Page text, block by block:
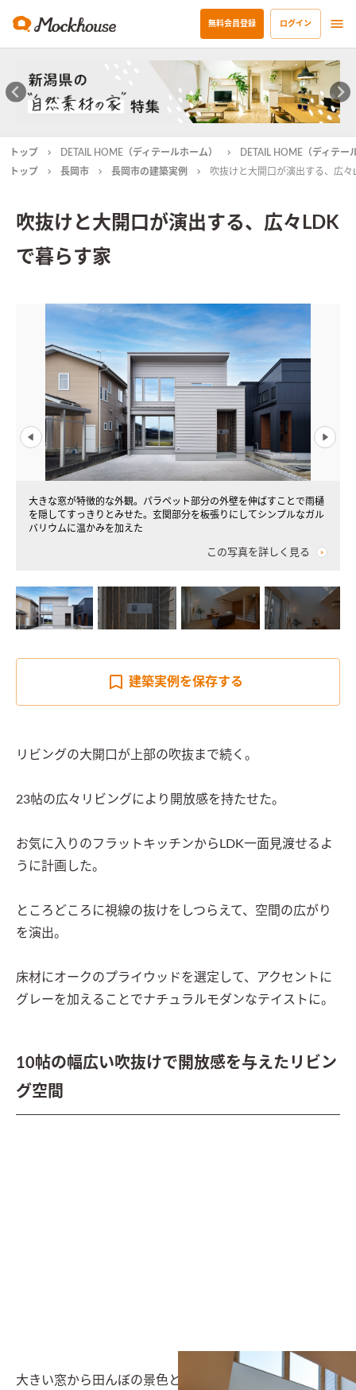
無料会員登録 ログイン
トップ DETAIL HOME（ディテールホーム）
DETAIL HOME（ディテ
トップ
長岡市 長岡市の建築実例 吹抜けと大開口が演出する、広々
吹抜けと大開口が演出する、広々LDK
で暮らす家
大きな窓が特徴的な外観。パラペット部分の外壁を伸ばすことで雨樋
を隠してすっきりとみせた。玄関部分を板張りにしてシンプルなガル
バリウムに温かみを加えた
この写真を詳しく見る
建築実例を保存する
リビングの大開口が上部の吹抜まで続く。
23帖の広々リビングにより開放感を持たせた。
お気に入りのフラットキッチンからLDK一面見渡せるよ
うに計画した。
ところどころに視線の抜けをしつらえて、空間の広がり
を演出。
床材にオークのプライウッドを選定して、アクセントに
グレーを加えることでナチュラルモダンなテイストに。
10帖の幅広い吹抜けで開放感を与えたリビン
グ空間
大きい窓から田んぼの景色と空が眺められる見晴らしの